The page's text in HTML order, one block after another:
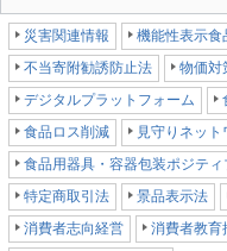
災害関連情報 機能性表示食
不当寄附勧誘防止法
物価対
デジタルプラットフォーム
食品ロス削減
見守りネット
食品用器具・容器包装ポジティ
特定商取引法
景品表示法
消費者志向経営
消費者教育